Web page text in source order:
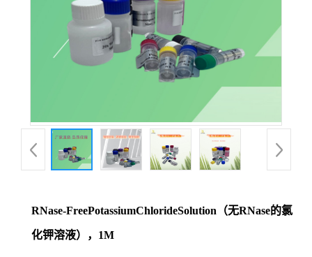
RNase-FreePotassiumChlorideSolution（无RNase的氯
化钾溶液），1M